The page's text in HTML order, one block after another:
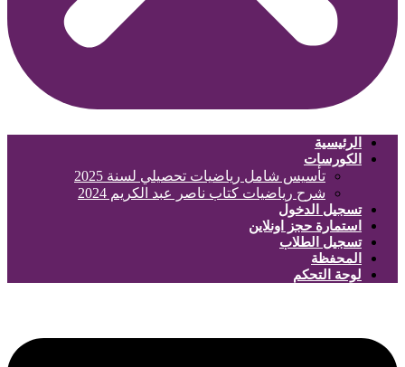
الرئيسية
الكورسات
تأسيس شامل رياضيات تحصيلي لسنة 2025
شرح رياضيات كتاب ناصر عبد الكريم 2024
تسجيل الدخول
استمارة حجز اونلاين
تسجيل الطلاب
المحفظة
لوحة التحكم